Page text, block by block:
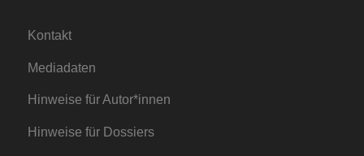
Kontakt
Mediadaten
Hinweise für Autor*innen
Hinweise für Dossiers